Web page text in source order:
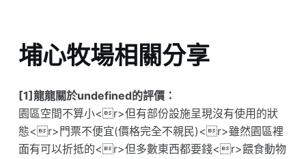
埔心牧場相關分享
[1]龍龍關於undefined的評價：
園區空間不算小<r>但有部份設施呈現沒有使用的狀
態<r>門票不便宜(價格完全不親民)<r>雖然園區裡
面有可以折抵的<r>但多數東西都要錢<r>餵食動物